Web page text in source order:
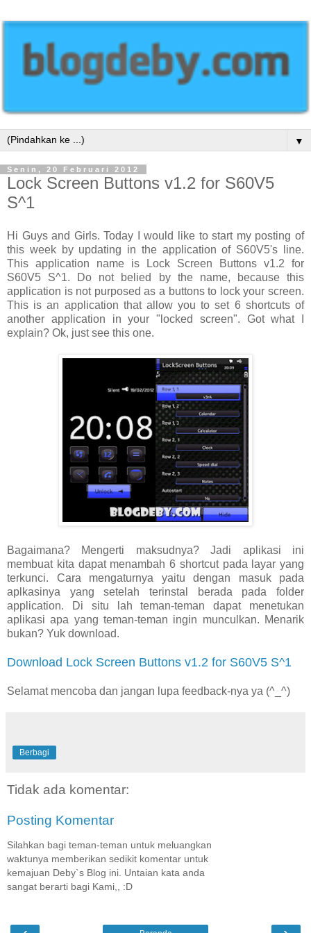
▼
Senin, 20 Februari 2012
Lock Screen Buttons v1.2 for S60V5
S^1
Hi Guys and Girls. Today I would like to start my posting of
this week by updating in the application of S60V5's line.
This application name is Lock Screen Buttons v1.2 for
S60V5 S^1. Do not belied by the name, because this
application is not purposed as a buttons to lock your screen.
This is an application that allow you to set 6 shortcuts of
another application in your "locked screen". Got what I
explain? Ok, just see this one.
Bagaimana? Mengerti maksudnya? Jadi aplikasi ini
membuat kita dapat menambah 6 shortcut pada layar yang
terkunci. Cara mengaturnya yaitu dengan masuk pada
aplkasinya yang setelah terinstal berada pada folder
application. Di situ lah teman-teman dapat menetukan
aplikasi apa yang teman-teman ingin munculkan. Menarik
bukan? Yuk download.
Download Lock Screen Buttons v1.2 for S60V5 S^1
Selamat mencoba dan jangan lupa feedback-nya ya (^_^)
Berbagi
Tidak ada komentar:
Posting Komentar
Silahkan bagi teman-teman untuk meluangkan
waktunya memberikan sedikit komentar untuk
kemajuan Deby`s Blog ini. Untaian kata anda
sangat berarti bagi Kami,, :D